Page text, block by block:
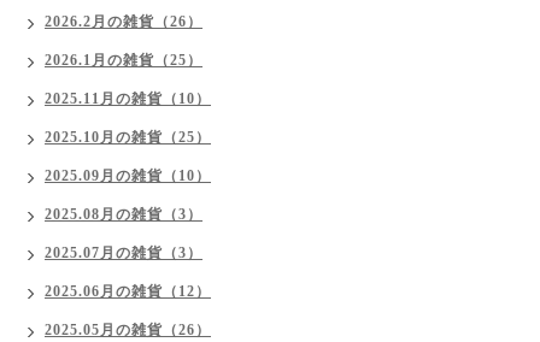
2026.2月の雑貨（26）
2026.1月の雑貨（25）
2025.11月の雑貨（10）
2025.10月の雑貨（25）
2025.09月の雑貨（10）
2025.08月の雑貨（3）
2025.07月の雑貨（3）
2025.06月の雑貨（12）
2025.05月の雑貨（26）